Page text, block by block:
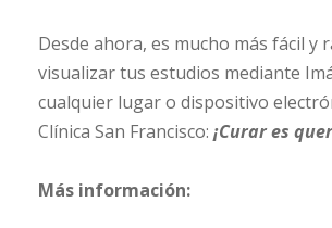
Desde ahora, es mucho más fácil y
visualizar tus estudios mediante
cualquier lugar o dispositivo
Clínica San Francisco: ¡Curar es
Más información: